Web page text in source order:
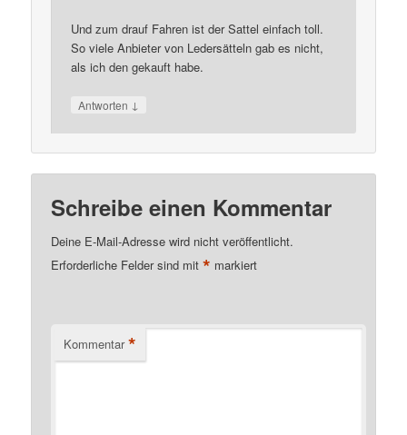
Und zum drauf Fahren ist der Sattel einfach toll.
So viele Anbieter von Ledersätteln gab es nicht,
als ich den gekauft habe.
Antworten ↓
Schreibe einen Kommentar
Deine E-Mail-Adresse wird nicht veröffentlicht.
Erforderliche Felder sind mit* markiert
Kommentar *